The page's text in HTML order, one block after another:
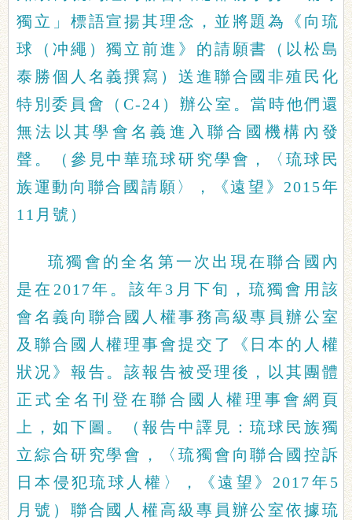
獨立」標語宣揚其理念，並將題為《向琉
球（冲繩）獨立前進》的請願書（以松島
泰勝個人名義撰寫）送進聯合國非殖民化
特別委員會（C-24）辦公室。當時他們還
無法以其學會名義進入聯合國機構內發
聲。（參見中華琉球研究學會，〈琉球民
族運動向聯合國請願〉，《遠望》2015年
11月號）
琉獨會的全名第一次出現在聯合國內
是在2017年。該年3月下旬，琉獨會用該
會名義向聯合國人權事務高級專員辦公室
及聯合國人權理事會提交了《日本的人權
狀况》報告。該報告被受理後，以其團體
正式全名刊登在聯合國人權理事會網頁
上，如下圖。（報告中譯見：琉球民族獨
立綜合研究學會，〈琉獨會向聯合國控訴
日本侵犯琉球人權〉，《遠望》2017年5
月號）聯合國人權高級專員辦公室依據琉